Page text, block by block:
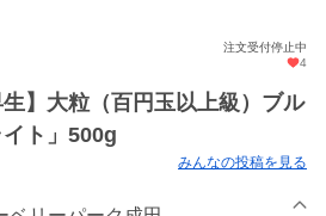
注文受付停止中
4
】大粒（百円玉以上級）ブル
ト」500g
みんなの投稿を見る